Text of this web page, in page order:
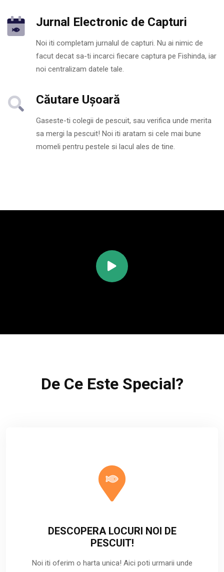
Jurnal Electronic de Capturi
Noi iti completam jurnalul de capturi. Nu ai nimic de
facut decat sa-ti incarci fiecare captura pe Fishinda, iar
noi centralizam datele tale.
Căutare Ușoară
Gaseste-ti colegii de pescuit, sau verifica unde merita
sa mergi la pescuit! Noi iti aratam si cele mai bune
momeli pentru pestele si lacul ales de tine.
De Ce Este Special?
DESCOPERA LOCURI NOI DE
PESCUIT!
Noi iti oferim o harta unica! Aici poti urmarii unde